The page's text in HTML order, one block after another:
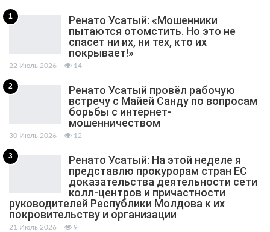
1
Ренато Усатый: «Мошенники
пытаются отомстить. Но это не
спасет ни их, ни тех, кто их
покрывает!»
22 Июль 2026 14
2
Ренато Усатый провёл рабочую
встречу с Майей Санду по вопросам
борьбы с интернет-
мошенничеством
30 Июль 2026 12
3
Ренато Усатый: На этой неделе я
представлю прокурорам стран ЕС
доказательства деятельности сети
колл-центров и причастности
руководителей Республики Молдова к их
покровительству и организации
21 Июль 2026 9